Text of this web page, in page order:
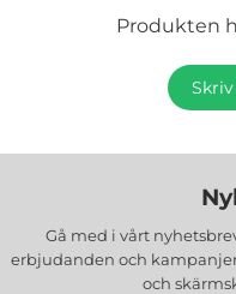
Produkten
Gå med i vårt
erbjudanden och
och